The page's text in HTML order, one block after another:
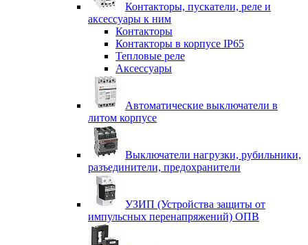
Контакторы, пускатели, реле и
аксессуары к ним
Контакторы
Контакторы в корпусе IP65
Тепловые реле
Аксессуары
Автоматические выключатели в
литом корпусе
Выключатели нагрузки, рубильники,
разъединители, предохранители
УЗИП (Устройства защиты от
импульсных перенапряжений) ОПВ